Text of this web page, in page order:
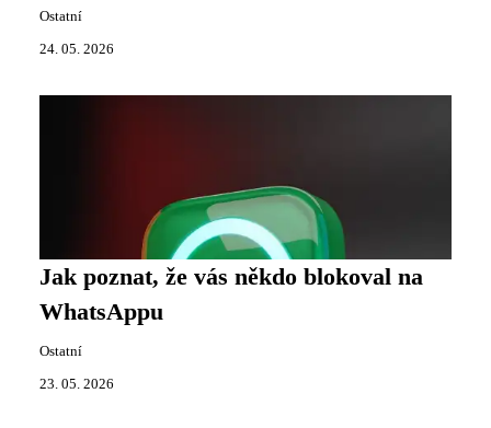
Ostatní
24. 05. 2026
Jak poznat, že vás někdo blokoval na
WhatsAppu
Ostatní
23. 05. 2026